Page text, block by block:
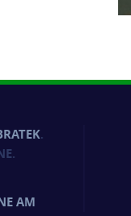
.
AM